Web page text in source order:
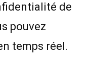
de
pouvez
temps réel.